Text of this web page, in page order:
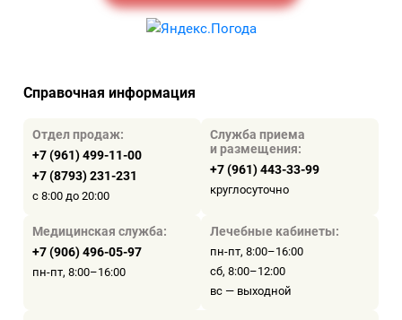
Справочная информация
Отдел продаж:
+7 (961) 499-11-00
+7 (8793) 231-231
с 8:00 до 20:00
Служба приема
и размещения:
+7 (961) 443-33-99
круглосуточно
Медицинская служба:
+7 (906) 496-05-97
пн-пт, 8:00–16:00
Лечебные кабинеты:
пн-пт, 8:00–16:00
сб, 8:00–12:00
вс — выходной